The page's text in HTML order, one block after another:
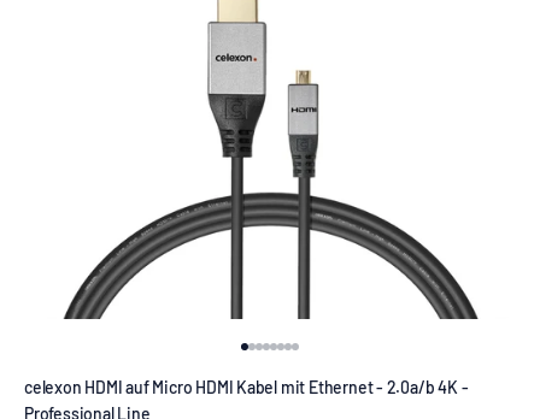
celexon HDMI auf Micro HDMI Kabel mit Ethernet - 2.0a/b 4K -
Professional Line